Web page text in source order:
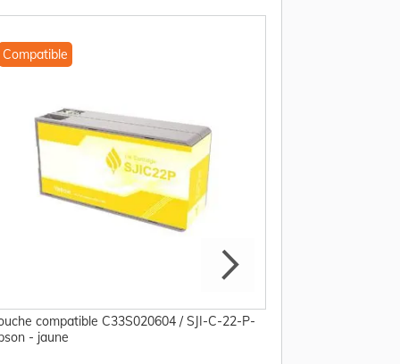
Compatible
compatible C33S020604 / SJI-C-22-P-
- jaune